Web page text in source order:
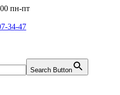
пн-пт
34-47
Search Button